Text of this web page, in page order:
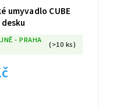
umyvadlo CUBE
- PRAHA
(>10 ks)